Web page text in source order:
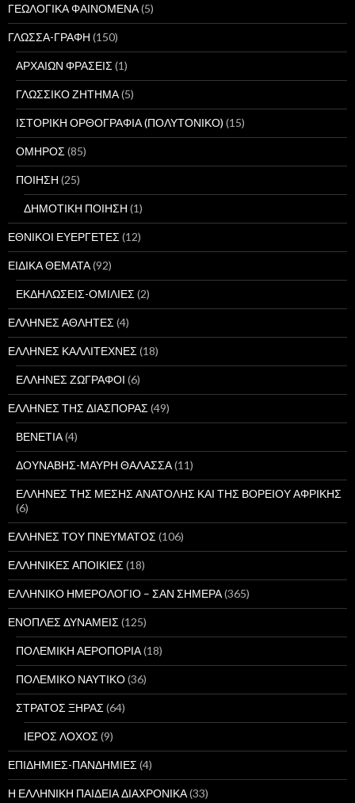
ΓΕΩΛΟΓΙΚΑ ΦΑΙΝΟΜΕΝΑ(5)
ΓΛΩΣΣΑ-ΓΡΑΦΗ (150)
ΑΡΧΑΙΩΝ ΦΡΑΣΕΙΣ (1)
ΓΛΩΣΣΙΚΟ ΖΗΤΗΜΑ(5)
ΙΣΤΟΡΙΚΗ ΟΡΘΟΓΡΑΦΙΑ (ΠΟΛΥΤΟΝΙΚΟ) (15)
ΟΜΗΡΟΣ (85)
ΠΟΙΗΣΗ (25)
ΔΗΜΟΤΙΚΗ ΠΟΙΗΣΗ (1)
ΕΘΝΙΚΟΙ ΕΥΕΡΓΕΤΕΣ (12)
ΕΙΔΙΚΑ ΘΕΜΑΤΑ(92)
ΕΚΔΗΛΩΣΕΙΣ-ΟΜΙΛΙΕΣ (2)
ΕΛΛΗΝΕΣ ΑΘΛΗΤΕΣ (4)
ΕΛΛΗΝΕΣ ΚΑΛΛΙΤΕΧΝΕΣ (18)
ΕΛΛΗΝΕΣ ΖΩΓΡΑΦΟΙ (6)
ΕΛΛΗΝΕΣ ΤΗΣ ΔΙΑΣΠΟΡΑΣ (49)
ΒΕΝΕΤΙΑ(4)
ΔΟΥΝΑΒΗΣ-ΜΑΥΡΗ ΘΑΛΑΣΣΑ(11)
ΕΛΛΗΝΕΣ ΤΗΣ ΜΕΣΗΣ ΑΝΑΤΟΛΗΣ ΚΑΙ ΤΗΣ ΒΟΡΕΙΟΥ ΑΦΡΙΚΗΣ
(6)
ΕΛΛΗΝΕΣ ΤΟΥ ΠΝΕΥΜΑΤΟΣ (106)
ΕΛΛΗΝΙΚΕΣ ΑΠΟΙΚΙΕΣ (18)
ΕΛΛΗΝΙΚΟ ΗΜΕΡΟΛΟΓΙΟ – ΣΑΝ ΣΗΜΕΡΑ(365)
ΕΝΟΠΛΕΣ ΔΥΝΑΜΕΙΣ (125)
ΠΟΛΕΜΙΚΗ ΑΕΡΟΠΟΡΙΑ(18)
ΠΟΛΕΜΙΚΟ ΝΑΥΤΙΚΟ(36)
ΣΤΡΑΤΟΣ ΞΗΡΑΣ (64)
ΙΕΡΟΣ ΛΟΧΟΣ (9)
ΕΠΙΔΗΜΙΕΣ-ΠΑΝΔΗΜΙΕΣ (4)
Η ΕΛΛΗΝΙΚΗ ΠΑΙΔΕΙΑ ΔΙΑΧΡΟΝΙΚΑ(33)